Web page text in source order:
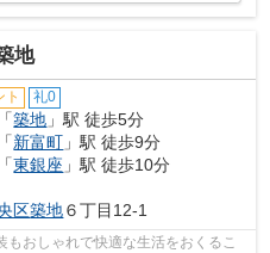
地
ト 礼0
「築地 」駅 徒歩5分
「新富町 」駅 徒歩9分
「東銀座 」駅 徒歩10分
区築地６丁目12-1
おしゃれで快適な生活をおくるこ